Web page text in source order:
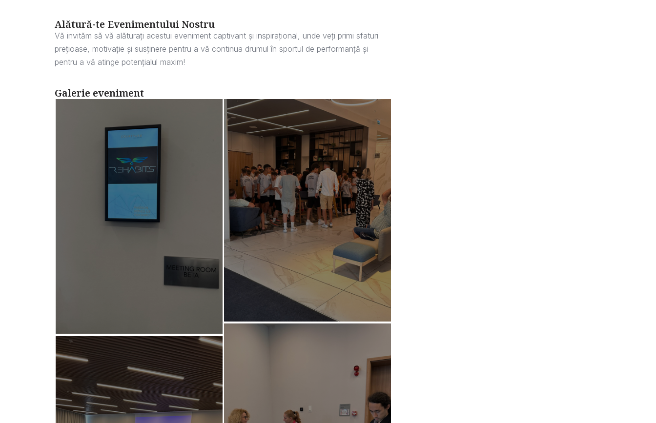
Alătură-te Evenimentului Nostru
Vă invităm să vă alăturați acestui eveniment captivant și inspirațional, unde veți primi sfaturi
prețioase, motivație și susținere pentru a vă continua drumul în sportul de performanță și
pentru a vă atinge potențialul maxim!
Galerie eveniment